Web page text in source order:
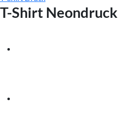
T-Shirt Neondruck